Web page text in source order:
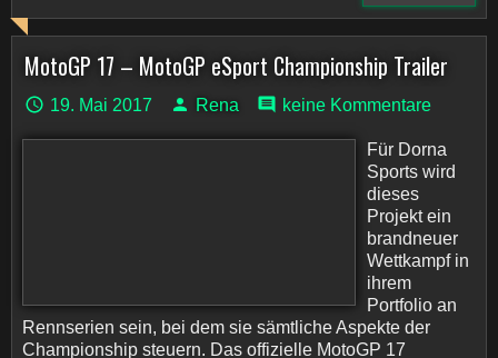
MotoGP 17 – MotoGP eSport Championship Trailer
19. Mai 2017 Rena keine Kommentare
Für Dorna
Sports wird
dieses
Projekt ein
brandneuer
Wettkampf in
ihrem
Portfolio an
Rennserien sein, bei dem sie sämtliche Aspekte der
Championship steuern. Das offizielle MotoGP 17